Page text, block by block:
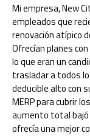
Mi empresa, New
empleados que
renovación atípico
Ofrecían planes
lo que eran un
trasladar a todos
deducible alto con
MERP para cubrir
aumento total bajó
ofrecía una mejor